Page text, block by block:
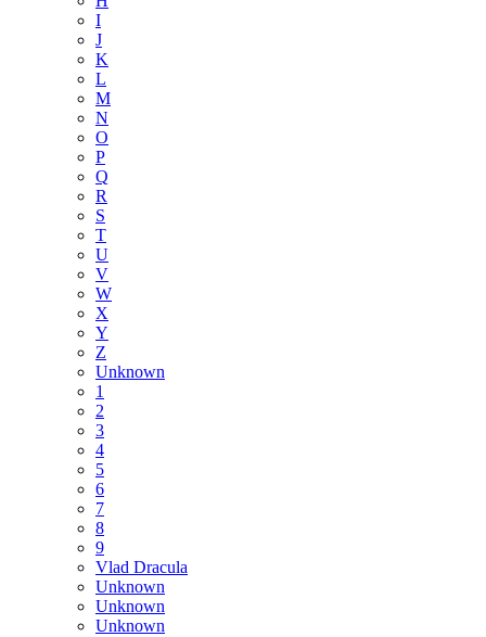
I
J
K
L
M
N
O
P
Q
R
S
T
U
V
W
X
Y
Z
Unknown
1
2
3
4
5
6
7
8
9
Vlad Dracula
Unknown
Unknown
Unknown